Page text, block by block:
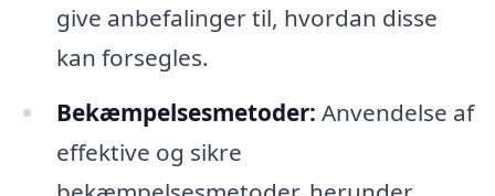
give anbefalinger til, hvordan disse
kan forsegles.
Bekæmpelsesmetoder: Anvendelse af
effektive og sikre